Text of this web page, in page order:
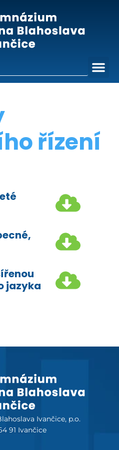
řízení
jazyka
Ivančice, p.o.
91 Ivančice